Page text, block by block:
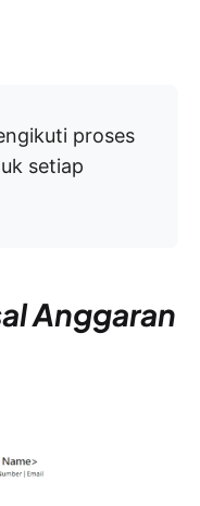
proses
setiap
Anggaran